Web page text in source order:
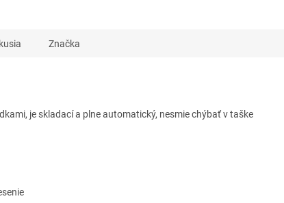
Značka
je skladací a plne automatický, nesmie chýbať v taške